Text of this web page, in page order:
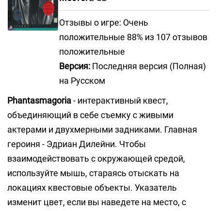
Отзывы о игре: Очень
положительные 88% из 107 отзывов
положительные
Версия: Последняя версия (Полная)
на Русском
Phantasmagoria- интерактивный квест,
объединяющий в себе съемку с живыми
актерами и двухмерными задниками. Главная
героиня - Эдриан Дилейни. Чтобы
взаимодействовать с окружающей средой,
используйте мышь, стараясь отыскать на
локациях квестовые объекты. Указатель
изменит цвет, если вы наведете на место, с